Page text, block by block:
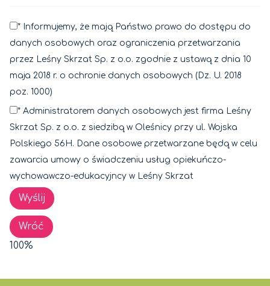
* Informujemy, że mają Państwo prawo do dostępu do
danych osobowych oraz ograniczenia przetwarzania
przez Leśny Skrzat Sp. z o.o. zgodnie z ustawą z dnia 10
maja 2018 r. o ochronie danych osobowych (Dz. U. 2018
poz. 1000)
* Administratorem danych osobowych jest firma Leśny
Skrzat Sp. z o.o. z siedzibą w Oleśnicy przy ul. Wojska
Polskiego 56H. Dane osobowe przetwarzane będą w celu
zawarcia umowy o świadczeniu usług opiekuńczo-
wychowawczo-edukacyjncy w Leśny Skrzat
Wróć
100%